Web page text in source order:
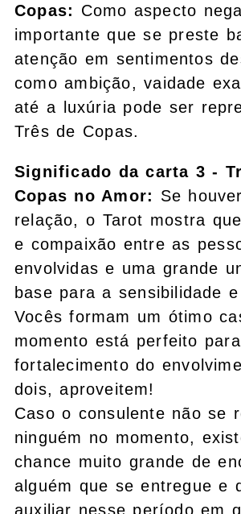
Copas: Como aspecto
importante que se preste
atenção em sentimentos
como ambição, vaidade
até a luxúria pode ser
Três de Copas.
Significado da carta 3 -
Copas no Amor: Se
relação, o Tarot mostra
e compaixão entre as
envolvidas e uma grande
base para a sensibilidade
Vocês formam um ótimo
momento está perfeito
fortalecimento do
dois, aproveitem!
Caso o consulente não se
ninguém no momento,
chance muito grande de
alguém que se entregue e
auxiliar nesse período em